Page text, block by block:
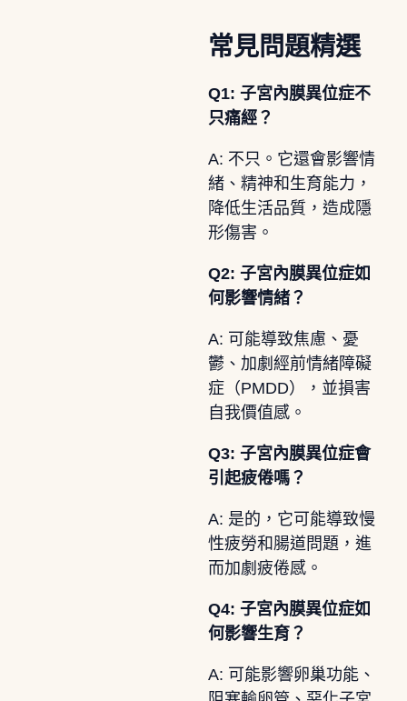
常見問題精選
Q1: 子宮內膜異位症不
只痛經？
A: 不只。它還會影響情
緒、精神和生育能力，
降低生活品質，造成隱
形傷害。
Q2: 子宮內膜異位症如
何影響情緒？
A: 可能導致焦慮、憂
鬱、加劇經前情緒障礙
症（PMDD），並損害
自我價值感。
Q3: 子宮內膜異位症會
引起疲倦嗎？
A: 是的，它可能導致慢
性疲勞和腸道問題，進
而加劇疲倦感。
Q4: 子宮內膜異位症如
何影響生育？
A: 可能影響卵巢功能、